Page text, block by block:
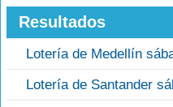
Resultados
Lotería de Medellín
Lotería de Santander